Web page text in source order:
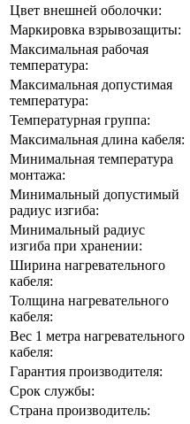
Цвет внешней оболочки:
Маркировка взрывозащиты:
Максимальная рабочая
температура:
Максимальная допустимая
температура:
Температурная группа:
Максимальная длина кабеля:
Минимальная температура
монтажа:
Минимальный допустимый
радиус изгиба:
Минимальный радиус
изгиба при хранении:
Ширина нагревательного
кабеля:
Толщина нагревательного
кабеля:
Вес 1 метра нагревательного
кабеля:
Гарантия производителя:
Срок службы:
Страна производитель: